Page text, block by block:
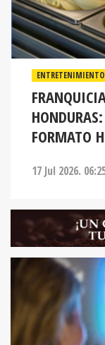
ENTRETENIMIENTO
FORMATO
17 Jul 2026.